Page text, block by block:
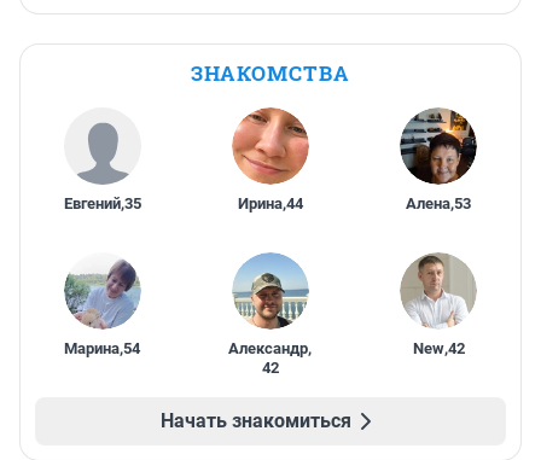
ЗНАКОМСТВА
Евгений,35 Ирина,44 Алена,53
Марина,54 Александр,
42
New,42
Начать знакомиться